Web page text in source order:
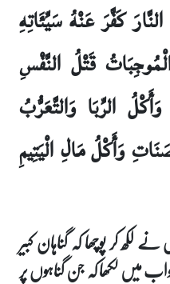
كَفَّرَ عَنْهُ سَيِّئَاتِهِ
قَتْلُ النَّفْسِ
الرِّبَا وَالتَّعَرُّبُ
وَأَكْلُ مَالِ الْيَتِيمِ
لکھ کر پوچھا کہ گناہان کبیر
میں لکھا کہ جن گناہوں پر